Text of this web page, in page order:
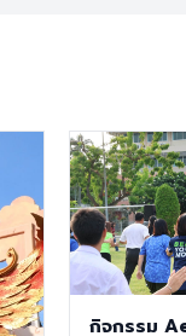
กิจกรรม